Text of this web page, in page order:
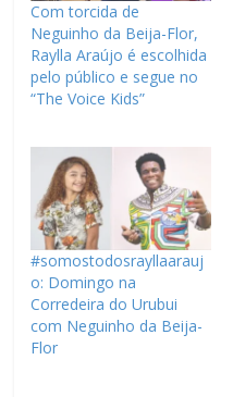
Com torcida de
Neguinho da Beija-Flor,
Raylla Araújo é escolhida
pelo público e segue no
“The Voice Kids”
#somostodosrayllaarauj
o: Domingo na
Corredeira do Urubui
com Neguinho da Beija-
Flor